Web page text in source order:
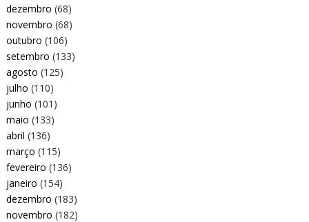
dezembro (68)
novembro (68)
outubro (106)
setembro (133)
agosto (125)
julho (110)
junho (101)
maio (133)
abril (136)
março (115)
fevereiro (136)
janeiro (154)
dezembro (183)
novembro (182)